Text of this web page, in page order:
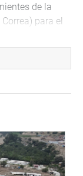
de la
para el
trabajadores,
la resolución
insumos y
Nacional
nada a la
la tiene la